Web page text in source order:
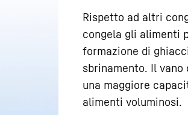
Rispetto ad altri
congela gli alimenti
formazione di
sbrinamento. Il
una maggiore
alimenti voluminosi.